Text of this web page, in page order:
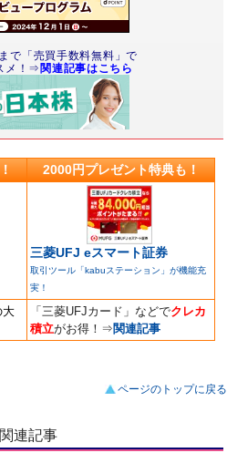
で「売買手数料無料」で
メ！⇒ 関連記事はこちら
2000円プレゼント特典も！
三菱UFJ eスマート証券
取引ツール「kabuステーション」が機能充
実！
大
「三菱UFJカード」などでクレカ
積立がお得！ ⇒ 関連記事
ページのトップに戻る
連記事